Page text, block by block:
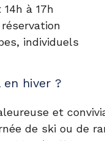
à 17h
individuels
en hiver ?
et
de ski ou de